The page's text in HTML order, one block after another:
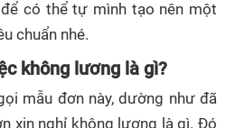
có thể tự mình tạo nên một
chuẩn nhé.
không lương là gì?
mẫu đơn này, dường như đã
xin nghỉ không lương là gì. Đó